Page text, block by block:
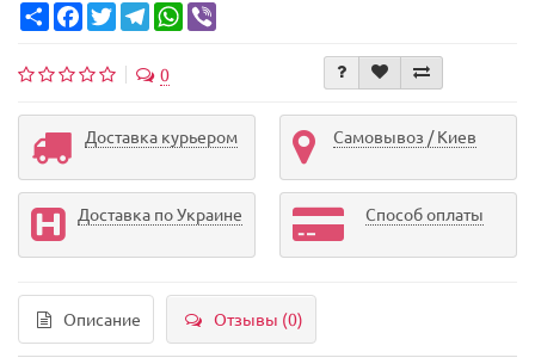
Share FacebookTwitterTelegramWhatsApp
0
Доставка курьером Самовывоз / Киев
Доставка по Украине Способ оплаты
Описание Отзывы (0)